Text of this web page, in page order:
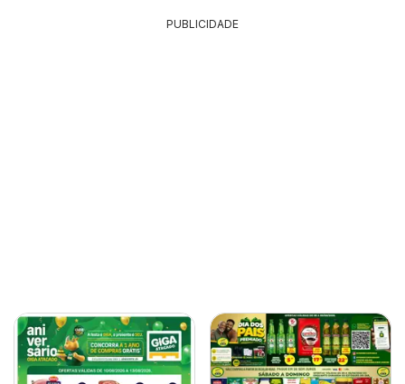
PUBLICIDADE